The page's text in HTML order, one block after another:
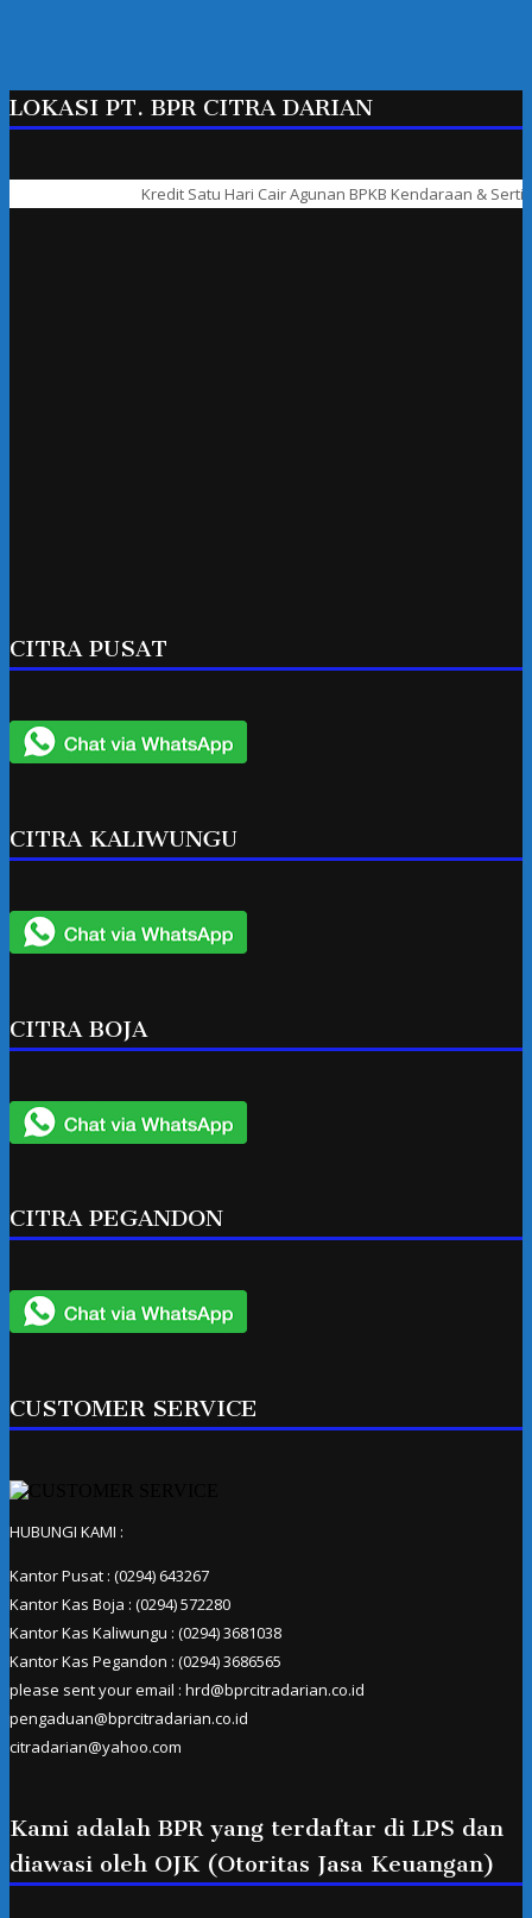
LOKASI PT. BPR CITRA DARIAN
Kredit Satu Hari Cair Agunan BPKB Kendaraan & Sertifikat
CITRA PUSAT
CITRA KALIWUNGU
CITRA BOJA
CITRA PEGANDON
CUSTOMER SERVICE
HUBUNGI KAMI :
Kantor Pusat : (0294) 643267
Kantor Kas Boja : (0294) 572280
Kantor Kas Kaliwungu : (0294) 3681038
Kantor Kas Pegandon : (0294) 3686565
please sent your email : hrd@bprcitradarian.co.id
pengaduan@bprcitradarian.co.id
citradarian@yahoo.com
Kami adalah BPR yang terdaftar di LPS dan
diawasi oleh OJK (Otoritas Jasa Keuangan)